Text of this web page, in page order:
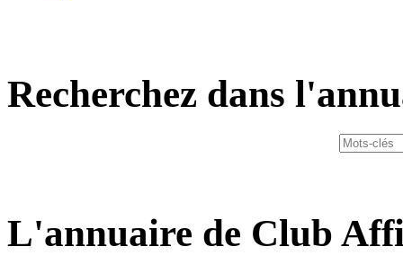
Recherchez dans
L'annuaire de Club